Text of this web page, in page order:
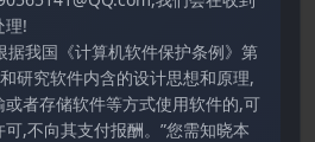
理!
据我国《计算机软件保护条例》第
研究软件内含的设计思想和原理,
者存储软件等方式使用软件的,可
,不向其支付报酬。”您需知晓本